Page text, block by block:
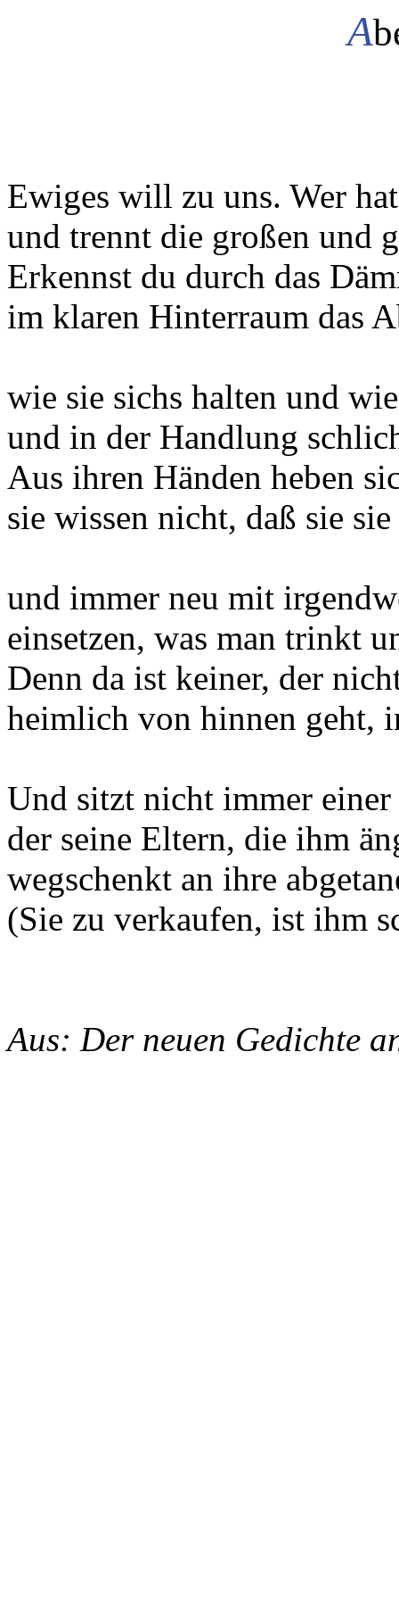
A
Ewiges will zu uns. Wer
und trennt die großen und
Erkennst du durch das
im klaren Hinterraum das
wie sie sichs halten und
und in der Handlung
Aus ihren Händen heben
sie wissen nicht, daß sie
und immer neu mit
einsetzen, was man trinkt
Denn da ist keiner, der
heimlich von hinnen geht,
Und sitzt nicht immer
der seine Eltern, die ihm
wegschenkt an ihre
(Sie zu verkaufen, ist ihm
Aus: Der neuen Gedichte